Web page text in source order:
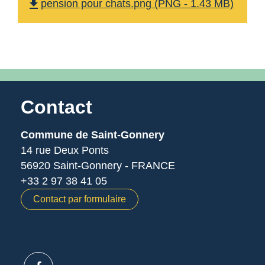
file_download pension pour chats.png (PNG - 1.43 MB)
Contact
Commune de Saint-Gonnery
14 rue Deux Ponts
56920 Saint-Gonnery - FRANCE
+33 2 97 38 41 05
Contact par formulaire